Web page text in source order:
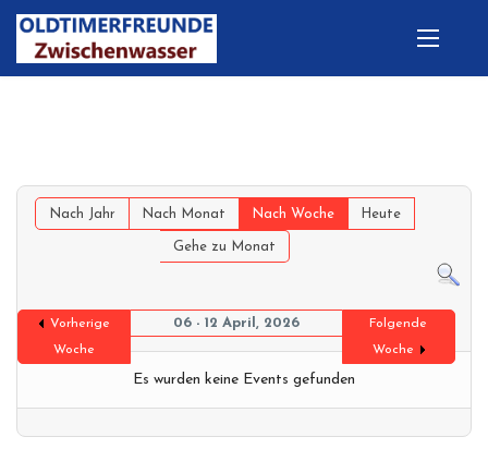
Nach Jahr Nach Monat Nach Woche Heute
Gehe zu Monat
Vorherige
Woche
06 - 12 April, 2026
Folgende
Woche
Es wurden keine Events gefunden